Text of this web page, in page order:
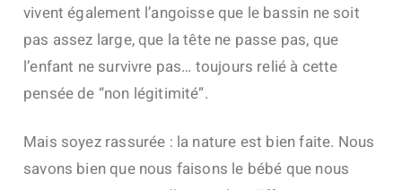
vivent également l’angoisse que le bassin ne soit
pas assez large, que la tête ne passe pas, que
l’enfant ne survivre pas… toujours relié à cette
pensée de “non légitimité”.
Mais soyez rassurée : la nature est bien faite. Nous
savons bien que nous faisons le bébé que nous